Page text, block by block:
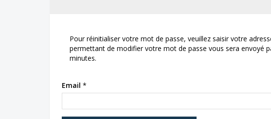
Pour réinitialiser votre mot de passe, veuillez saisir votre
permettant de modifier votre mot de passe vous sera envoyé
minutes.
Email *